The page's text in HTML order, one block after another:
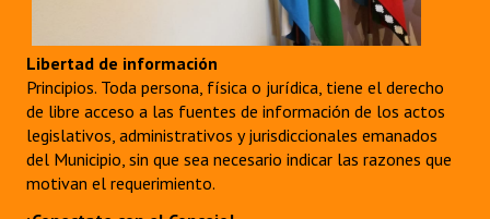
Libertad de información
Principios. Toda persona, física o jurídica, tiene el derecho
de libre acceso a las fuentes de información de los actos
legislativos, administrativos y jurisdiccionales emanados
del Municipio, sin que sea necesario indicar las razones que
motivan el requerimiento.